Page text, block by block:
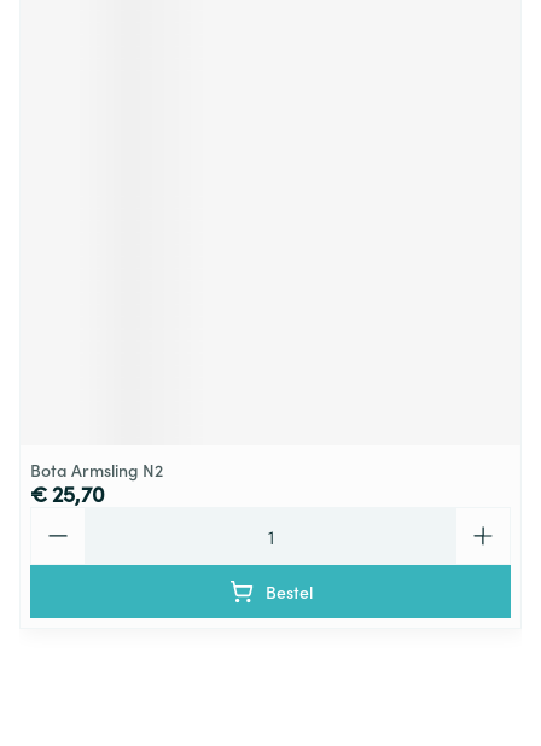
Bota Armsling N2
€ 25,70
Bestel